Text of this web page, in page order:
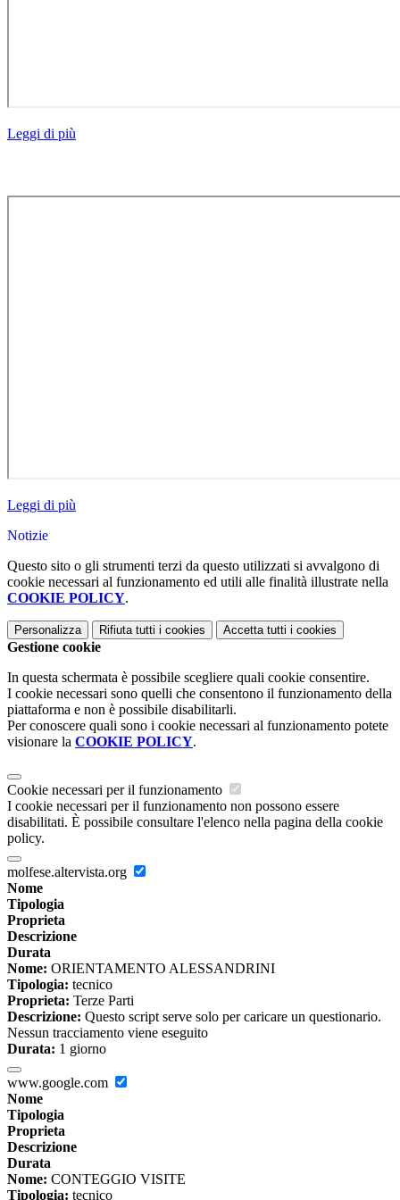
Leggi di più
Leggi di più
Notizie
Questo sito o gli strumenti terzi da questo utilizzati si avvalgono di
cookie necessari al funzionamento ed utili alle finalità illustrate nella
COOKIE POLICY.
Personalizza Rifiuta tutti i cookies Accetta tutti i cookies
Gestione cookie
In questa schermata è possibile scegliere quali cookie consentire.
I cookie necessari sono quelli che consentono il funzionamento della
piattaforma e non è possibile disabilitarli.
Per conoscere quali sono i cookie necessari al funzionamento potete
visionare la COOKIE POLICY.
Cookie necessari per il funzionamento
I cookie necessari per il funzionamento non possono essere
disabilitati. È possibile consultare l'elenco nella pagina della cookie
policy.
molfese.altervista.org
Nome
Tipologia
Proprieta
Descrizione
Durata
Nome: ORIENTAMENTO ALESSANDRINI
Tipologia: tecnico
Proprieta: Terze Parti
Descrizione: Questo script serve solo per caricare un questionario.
Nessun tracciamento viene eseguito
Durata: 1 giorno
www.google.com
Nome
Tipologia
Proprieta
Descrizione
Durata
Nome: CONTEGGIO VISITE
Tipologia: tecnico